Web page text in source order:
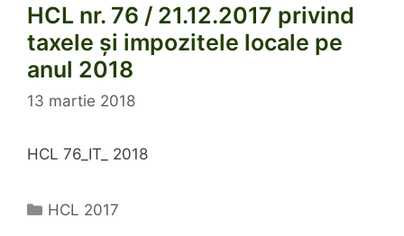
HCL nr. 76 / 21.12.2017 privind
taxele și impozitele locale pe
anul 2018
13 martie 2018
HCL 76_IT_ 2018
Categorii
HCL 2017